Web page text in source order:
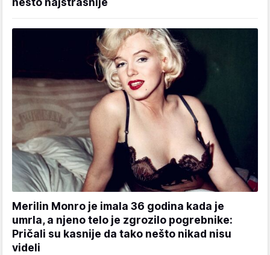
Merilin Monro je imala 36 godina kada je
umrla, a njeno telo je zgrozilo pogrebnike:
Pričali su kasnije da tako nešto nikad nisu
videli